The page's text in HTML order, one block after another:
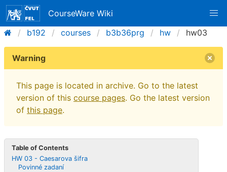
CourseWare Wiki
b192
courses b3b36prg hw hw03
Warning
This page is located in archive. Go to the latest
version of this course pages. Go the latest version
of this page.
Table of Contents
HW 03 - Caesarova šifra
Povinné zadaní